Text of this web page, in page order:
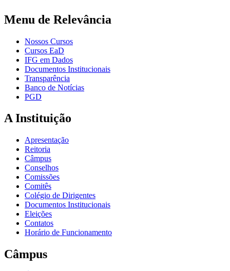
Menu de Relevância
Nossos Cursos
Cursos EaD
IFG em Dados
Documentos Institucionais
Transparência
Banco de Notícias
PGD
A Instituição
Apresentação
Reitoria
Câmpus
Conselhos
Comissões
Comitês
Colégio de Dirigentes
Documentos Institucionais
Eleições
Contatos
Horário de Funcionamento
Câmpus